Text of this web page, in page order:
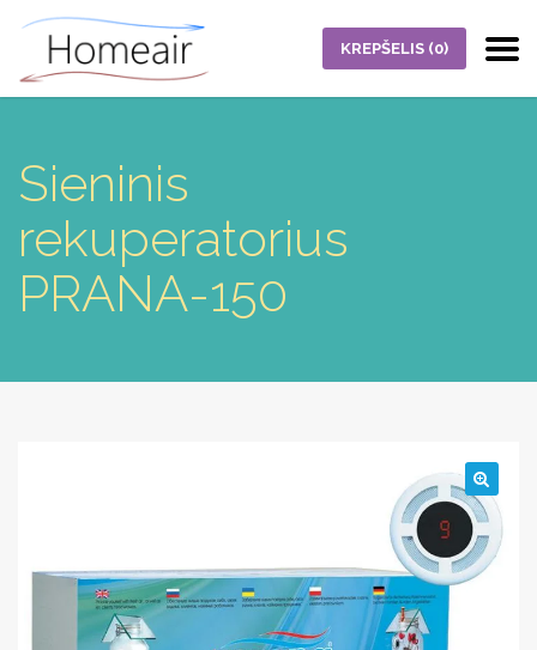
KREPŠELIS (0)
Sieninis
rekuperatorius
PRANA-150
🔍